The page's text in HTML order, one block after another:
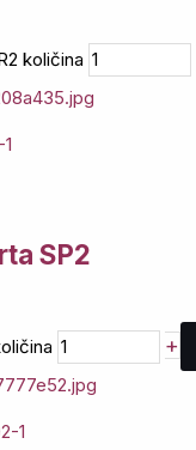
količina
SP2
+
1